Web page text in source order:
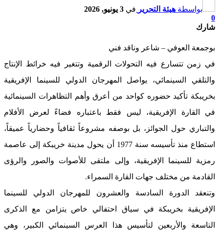
بواسطة هيئة التحرير في 3 يونيو, 2026
0
شارك
بوجمعة العوفي – شاعر وناقد فني
في زمن تتسارع فيه التحولات الرقمية وتتغير فيه خرائط الإنتاج
والتلقي السينمائي، يواصل المهرجان الدولي للسينما الإفريقية
بخريبكة تأكيد حضوره كواحد من أعرق وأهم التظاهرات السينمائية
في القارة الإفريقية، ليس فقط باعتباره فضاءً لعرض الأفلام
والتباري حول الجوائز، بل بوصفه مشروعاً ثقافياً وحضارياً عميقاً،
استطاع منذ تأسيسه سنة 1977 أن يحول مدينة خريبكة إلى عاصمة
رمزية للسينما الإفريقية، وإلى ملتقى للأصوات والصور والرؤى
القادمة من مختلف جهات القارة السمراء.
وتنعقد الدورة السادسة والعشرون للمهرجان الدولي للسينما
الإفريقية بخريبكة في سياق احتفالي خاص يتزامن مع الذكرى
التاسعة والأربعين لتأسيس هذا العرس السينمائي الكبير، وهي